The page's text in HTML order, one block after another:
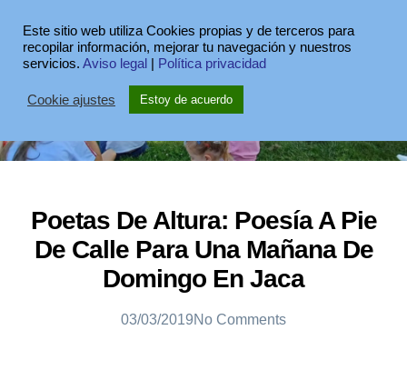
Poetas De Altura: Poesía A Pie
De Calle Para Una Mañana De
Domingo En Jaca
03/03/2019No Comments
Este sitio web utiliza Cookies propias y de terceros para
recopilar información, mejorar tu navegación y nuestros
servicios. Aviso legal Política privacidad
Cookie ajustes Estoy de acuerdo